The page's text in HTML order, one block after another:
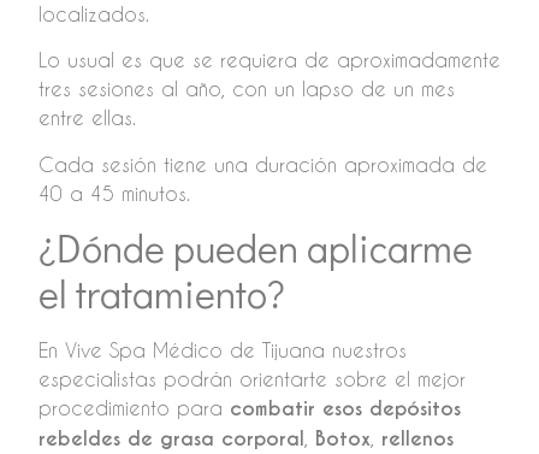
localizados.
Lo usual es que se requiera de aproximadamente
tres sesiones al año, con un lapso de un mes
entre ellas.
Cada sesión tiene una duración aproximada de
40 a 45 minutos.
¿Dónde pueden aplicarme
el tratamiento?
En Vive Spa Médico de Tijuana nuestros
especialistas podrán orientarte sobre el mejor
procedimiento para combatir esos depósitos
rebeldes de grasa corporal
Botox rellenos